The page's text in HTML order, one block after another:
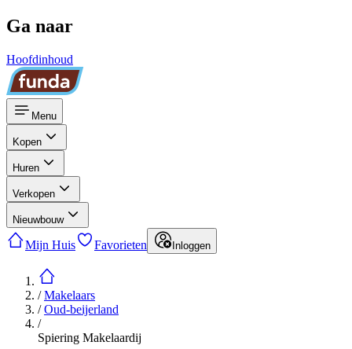
Ga naar
Hoofdinhoud
Menu
Kopen
Huren
Verkopen
Nieuwbouw
Mijn Huis Favorieten Inloggen
/Makelaars
/Oud-beijerland
/
Spiering Makelaardij